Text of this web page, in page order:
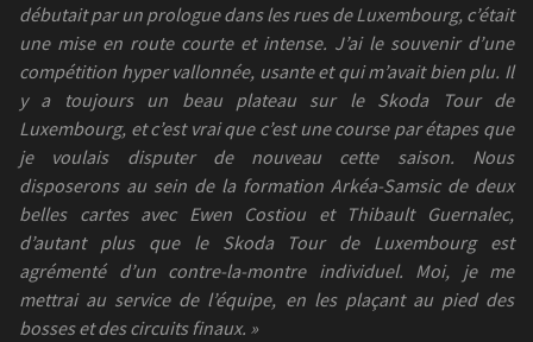
débutait par un prologue dans les rues de Luxembourg, c’était
une mise en route courte et intense. J’ai le souvenir d’une
compétition hyper vallonnée, usante et qui m’avait bien plu. Il
y a toujours un beau plateau sur le Skoda Tour de
Luxembourg, et c’est vrai que c’est une course par étapes que
je voulais disputer de nouveau cette saison. Nous
disposerons au sein de la formation Arkéa-Samsic de deux
belles cartes avec Ewen Costiou et Thibault Guernalec,
d’autant plus que le Skoda Tour de Luxembourg est
agrémenté d’un contre-la-montre individuel. Moi, je me
mettrai au service de l’équipe, en les plaçant au pied des
bosses et des circuits finaux. »